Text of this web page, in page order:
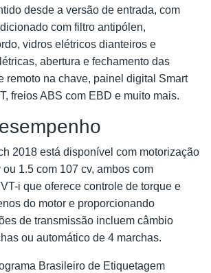
desde a versão de entrada, com
com filtro antipólen,
vidros elétricos dianteiros e
abertura e fechamento das
remoto na chave, painel digital Smart
freios ABS com EBD e muito mais.
2018 está disponível com motorização
1.5 com 107 cv, ambos com
i que oferece controle de torque e
do motor e proporcionando
de transmissão incluem câmbio
ou automático de 4 marchas.
Brasileiro de Etiquetagem